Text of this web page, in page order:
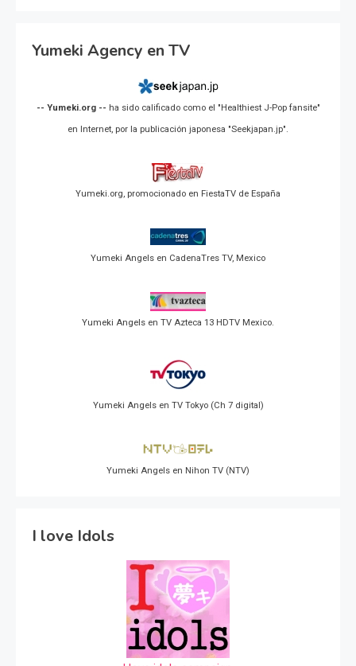
Yumeki Agency en TV
-- Yumeki.org -- ha sido calificado como el "Healthiest J-Pop fansite"
en Internet, por la publicación japonesa "Seekjapan.jp".
Yumeki.org, promocionado en FiestaTV de España
Yumeki Angels en CadenaTres TV, Mexico
Yumeki Angels en TV Azteca 13 HDTV Mexico.
Yumeki Angels en TV Tokyo (Ch 7 digital)
Yumeki Angels en Nihon TV (NTV)
I love Idols